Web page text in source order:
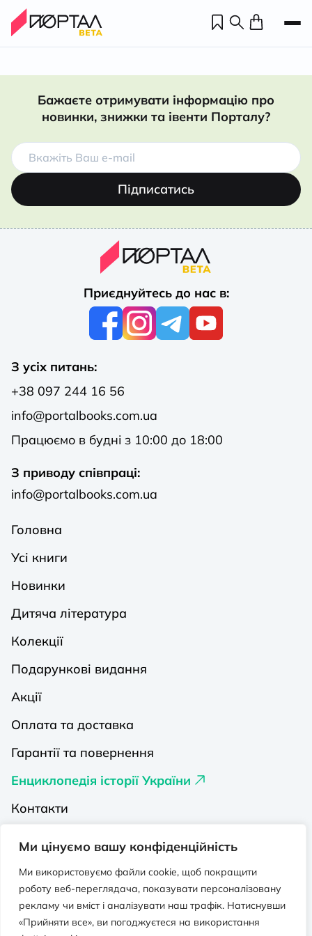
Ми цінуємо вашу конфіденційність
Ми використовуємо файли cookie, щоб покращити
роботу веб-переглядача, показувати персоналізовану
рекламу чи вміст і аналізувати наш трафік. Натиснувши
«Прийняти все», ви погоджуєтеся на використання
Бажаєте отримувати інформацію про
новинки, знижки та івенти Порталу?
Підписатись
Приєднуйтесь до нас в:
З усіх питань:
+38 097 244 16 56
info@portalbooks.com.ua
Працюємо в будні з 10:00 до 18:00
З приводу співпраці:
info@portalbooks.com.ua
Головна
Усі книги
Новинки
Дитяча література
Колекції
Подарункові видання
Акції
Оплата та доставка
Гарантії та повернення
Енциклопедія історії України
Контакти
Видавництва на Порталі
Політика конфіденційності
Публічна оферта